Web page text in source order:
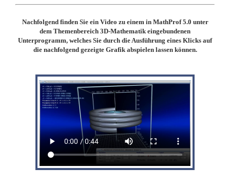
Nachfolgend finden Sie ein Video zu einem in MathProf 5.0 unter
dem Themenbereich 3D-Mathematik eingebundenen
Unterprogramm, welches Sie durch die Ausführung eines Klicks auf
die nachfolgend gezeigte Grafik abspielen lassen können.